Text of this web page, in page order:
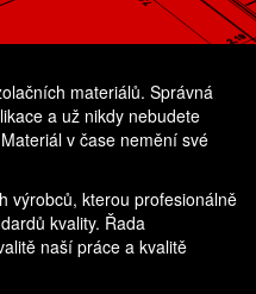
materiálů. Správná
a už nikdy nebudete
v čase nemění své
výrobců, kterou profesionálně
kvality. Řada
naší práce a kvalitě